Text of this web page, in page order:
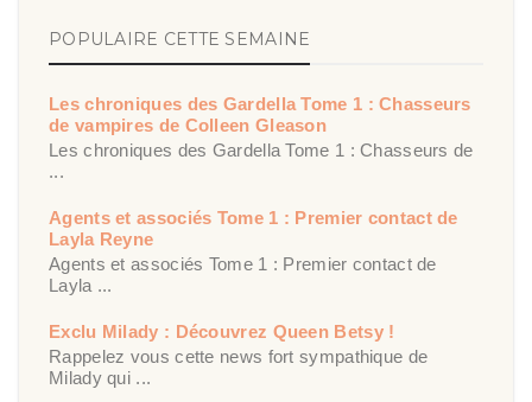
POPULAIRE CETTE SEMAINE
Les chroniques des Gardella Tome 1 : Chasseurs
de vampires de Colleen Gleason
Les chroniques des Gardella Tome 1 : Chasseurs de
...
Agents et associés Tome 1 : Premier contact de
Layla Reyne
Agents et associés Tome 1 : Premier contact de
Layla ...
Exclu Milady : Découvrez Queen Betsy !
Rappelez vous cette news fort sympathique de
Milady qui ...